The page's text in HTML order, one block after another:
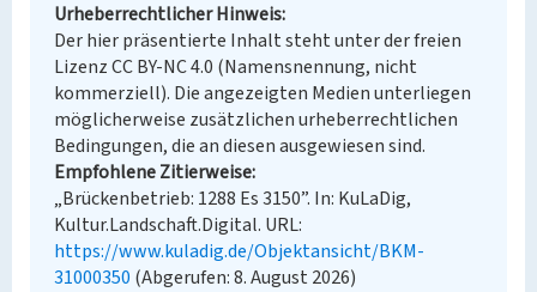
Urheberrechtlicher Hinweis
Der hier präsentierte Inhalt steht unter der freien
Lizenz CC BY-NC 4.0 (Namensnennung, nicht
kommerziell). Die angezeigten Medien unterliegen
möglicherweise zusätzlichen urheberrechtlichen
Bedingungen, die an diesen ausgewiesen sind.
Empfohlene Zitierweise
„Brückenbetrieb: 1288 Es 3150”. In: KuLaDig,
Kultur.Landschaft.Digital. URL:
https://www.kuladig.de/Objektansicht/BKM-
31000350 (Abgerufen: 8. August 2026)